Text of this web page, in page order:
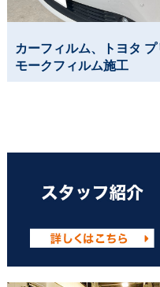
カーフィルム、トヨタ
モークフィルム施工